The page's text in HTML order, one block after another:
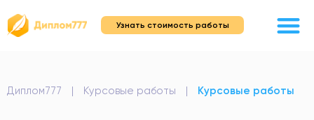
Узнать стоимость работы
Диплом777 | Курсовые работы | Курсовые работы